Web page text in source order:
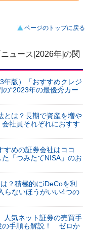
ページのトップに戻る
ュース[2026年]の関
年版）「おすすめクレジ
“2023年の最優秀カー
とは？長期で資産を増や
社員それぞれにおすす
すめの証券会社はココ
「つみたてNISA」のお
？積極的にiDeCoを利
らないほうがいい4つの
人気ネット証券の売買手
の手順も解説！ ゼロか